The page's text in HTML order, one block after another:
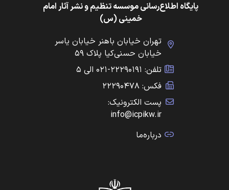
پایگاه اطلاع‌رسانی موسسه تنظیم و نشر آثار امام
خمینی (س)
تهران خیابان باهنر خیابان یاسر
خیابان حسنی‌کیا پلاک ۵۹
تلفن: ۲۲۲۹۰۱۹۱-۰۲۱ الی ۵
فکس: ۲۲۲۹۰۴۷۸
پست الکترونیک:
info@icpikw.ir
درباره‌ما